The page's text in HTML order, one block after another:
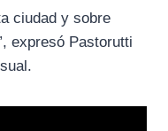
ciudad y sobre
expresó Pastorutti